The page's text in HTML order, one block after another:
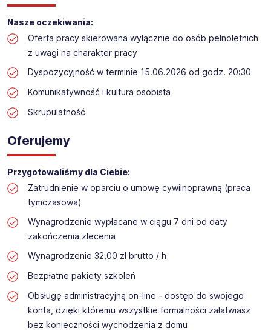
Nasze oczekiwania:
Oferta pracy skierowana wyłącznie do osób pełnoletnich
z uwagi na charakter pracy
Dyspozycyjność w terminie 15.06.2026 od godz. 20:30
Komunikatywność i kultura osobista
Skrupulatność
Oferujemy
Przygotowaliśmy dla Ciebie:
Zatrudnienie w oparciu o umowę cywilnoprawną (praca
tymczasowa)
Wynagrodzenie wypłacane w ciągu 7 dni od daty
zakończenia zlecenia
Wynagrodzenie 32,00 zł brutto / h
Bezpłatne pakiety szkoleń
Obsługę administracyjną on-line - dostęp do swojego
konta, dzięki któremu wszystkie formalności załatwiasz
bez konieczności wychodzenia z domu